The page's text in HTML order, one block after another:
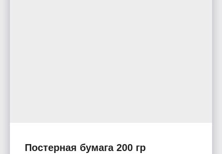
Постерная бумага 200 гр